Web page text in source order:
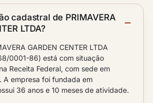
cadastral de PRIMAVERA
LTDA?
GARDEN CENTER LTDA
0001-86) está com situação
na Receita Federal, com sede em
A empresa foi fundada em
36 anos e 10 meses de atividade.